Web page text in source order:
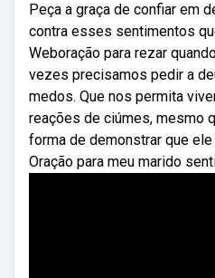
Peça a graça de confiar em
contra esses sentimentos
Weboração para rezar
vezes precisamos pedir a
medos. Que nos permita
reações de ciúmes, mesmo
forma de demonstrar que
Oração para meu marido